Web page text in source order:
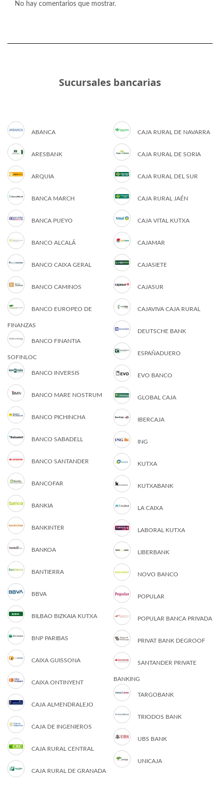
No hay comentarios que mostrar.
Sucursales bancarias
ABANCA
ARESBANK
ARQUIA
BANCA MARCH
BANCA PUEYO
BANCO ALCALÁ
BANCO CAIXA GERAL
BANCO CAMINOS
BANCO EUROPEO DE
FINANZAS
BANCO FINANTIA
SOFINLOC
BANCO INVERSIS
BANCO MARE NOSTRUM
BANCO PICHINCHA
BANCO SABADELL
BANCO SANTANDER
BANCOFAR
BANKIA
BANKINTER
BANKOA
BANTIERRA
BBVA
BILBAO BIZKAIA KUTXA
BNP PARIBAS
CAIXA GUISSONA
CAIXA ONTINYENT
CAJA ALMENDRALEJO
CAJA DE INGENIEROS
CAJA RURAL CENTRAL
CAJA RURAL DE GRANADA
CAJA RURAL DE NAVARRA
CAJA RURAL DE SORIA
CAJA RURAL DEL SUR
CAJA RURAL JAÉN
CAJA VITAL KUTXA
CAJAMAR
CAJASIETE
CAJASUR
CAJAVIVA CAJA RURAL
DEUTSCHE BANK
ESPAÑADUERO
EVO BANCO
GLOBAL CAJA
IBERCAJA
ING
KUTXA
KUTXABANK
LA CAIXA
LABORAL KUTXA
LIBERBANK
NOVO BANCO
POPULAR
POPULAR BANCA PRIVADA
PRIVAT BANK DEGROOF
SANTANDER PRIVATE
BANKING
TARGOBANK
TRIODOS BANK
UBS BANK
UNICAJA